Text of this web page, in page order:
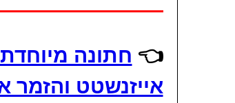
👈 חתונה
אייזנשטט והזמר